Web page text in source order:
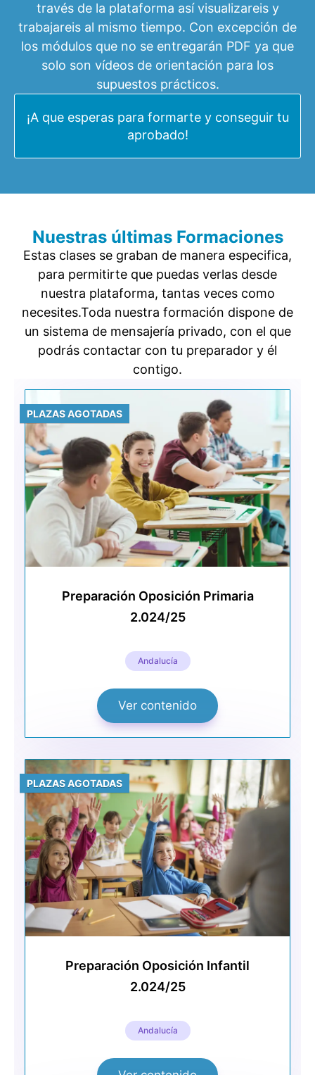
través de la plataforma así visualizareis y
trabajareis al mismo tiempo. Con excepción de
los módulos que no se entregarán PDF ya que
solo son vídeos de orientación para los
supuestos prácticos.
¡A que esperas para formarte y conseguir tu
aprobado!
Nuestras últimas Formaciones
Estas clases se graban de manera especifica,
para permitirte que puedas verlas desde
nuestra plataforma, tantas veces como
necesites.Toda nuestra formación dispone de
un sistema de mensajería privado, con el que
podrás contactar con tu preparador y él
contigo.
PLAZAS AGOTADAS
Preparación Oposición Primaria
2.024/25
Andalucía
Ver contenido
PLAZAS AGOTADAS
Preparación Oposición Infantil
2.024/25
Andalucía